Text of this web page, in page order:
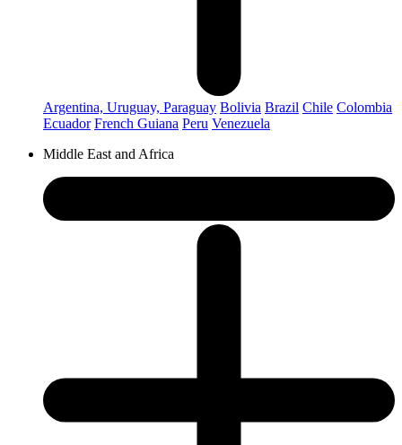
Argentina, Uruguay, Paraguay Bolivia Brazil Chile Colombia
Ecuador French Guiana Peru Venezuela
Middle East and Africa